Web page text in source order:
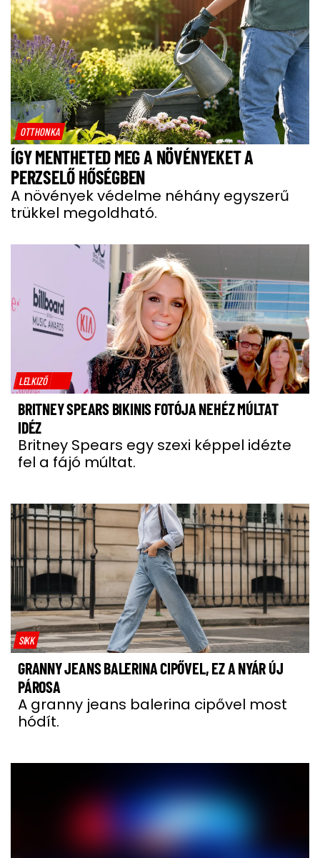
OTTHONKA
ÍGY MENTHETED MEG A NÖVÉNYEKET A
PERZSELŐ HŐSÉGBEN
A növények védelme néhány egyszerű
trükkel megoldható.
LELKIZŐ
BRITNEY SPEARS BIKINIS FOTÓJA NEHÉZ MÚLTAT
IDÉZ
Britney Spears egy szexi képpel idézte
fel a fájó múltat.
SIKK
GRANNY JEANS BALERINA CIPŐVEL, EZ A NYÁR ÚJ
PÁROSA
A granny jeans balerina cipővel most
hódít.